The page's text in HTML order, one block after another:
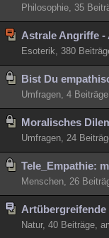
Philosophie, 35
Astrale Angriffe -
Esoterik, 380
Bist Du
Umfragen, 4
Moralisches
Umfragen, 24
Tele_Empathie:
Menschen, 26
Artübergreifende
Natur, 40 Beiträge,